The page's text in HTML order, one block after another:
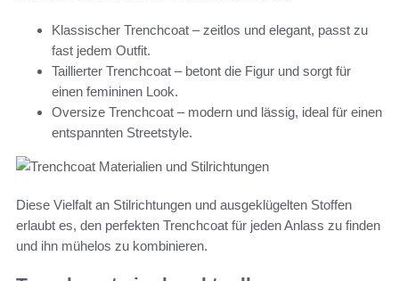
Klassischer Trenchcoat – zeitlos und elegant, passt zu
fast jedem Outfit.
Taillierter Trenchcoat – betont die Figur und sorgt für
einen femininen Look.
Oversize Trenchcoat – modern und lässig, ideal für einen
entspannten Streetstyle.
Diese Vielfalt an Stilrichtungen und ausgeklügelten Stoffen
erlaubt es, den perfekten Trenchcoat für jeden Anlass zu finden
und ihn mühelos zu kombinieren.